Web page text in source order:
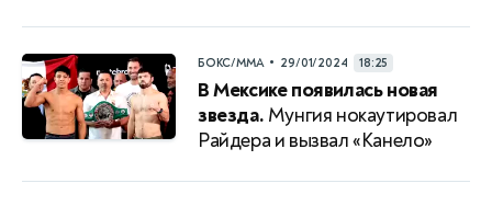
БОКС/ММА • 29/01/2024 18:25
В Мексике появилась новая
звезда. Мунгия нокаутировал
Райдера и вызвал «Канело»